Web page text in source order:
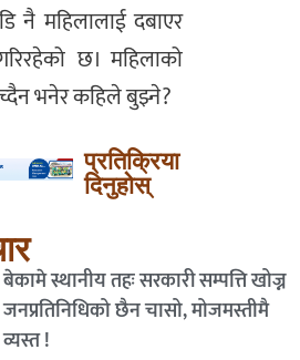
महिलालाई दबाएर
छ। महिलाको
भनेर कहिले बुझ्ने?
प्रतिक्रिया
दिनुहोस्
बेकामे स्थानीय तहः सरकारी सम्पत्ति खोज्न
जनप्रतिनिधिको छैन चासो, मोजमस्तीमै
व्यस्त !